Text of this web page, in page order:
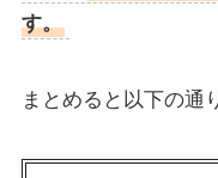
す。
まとめると以下の通